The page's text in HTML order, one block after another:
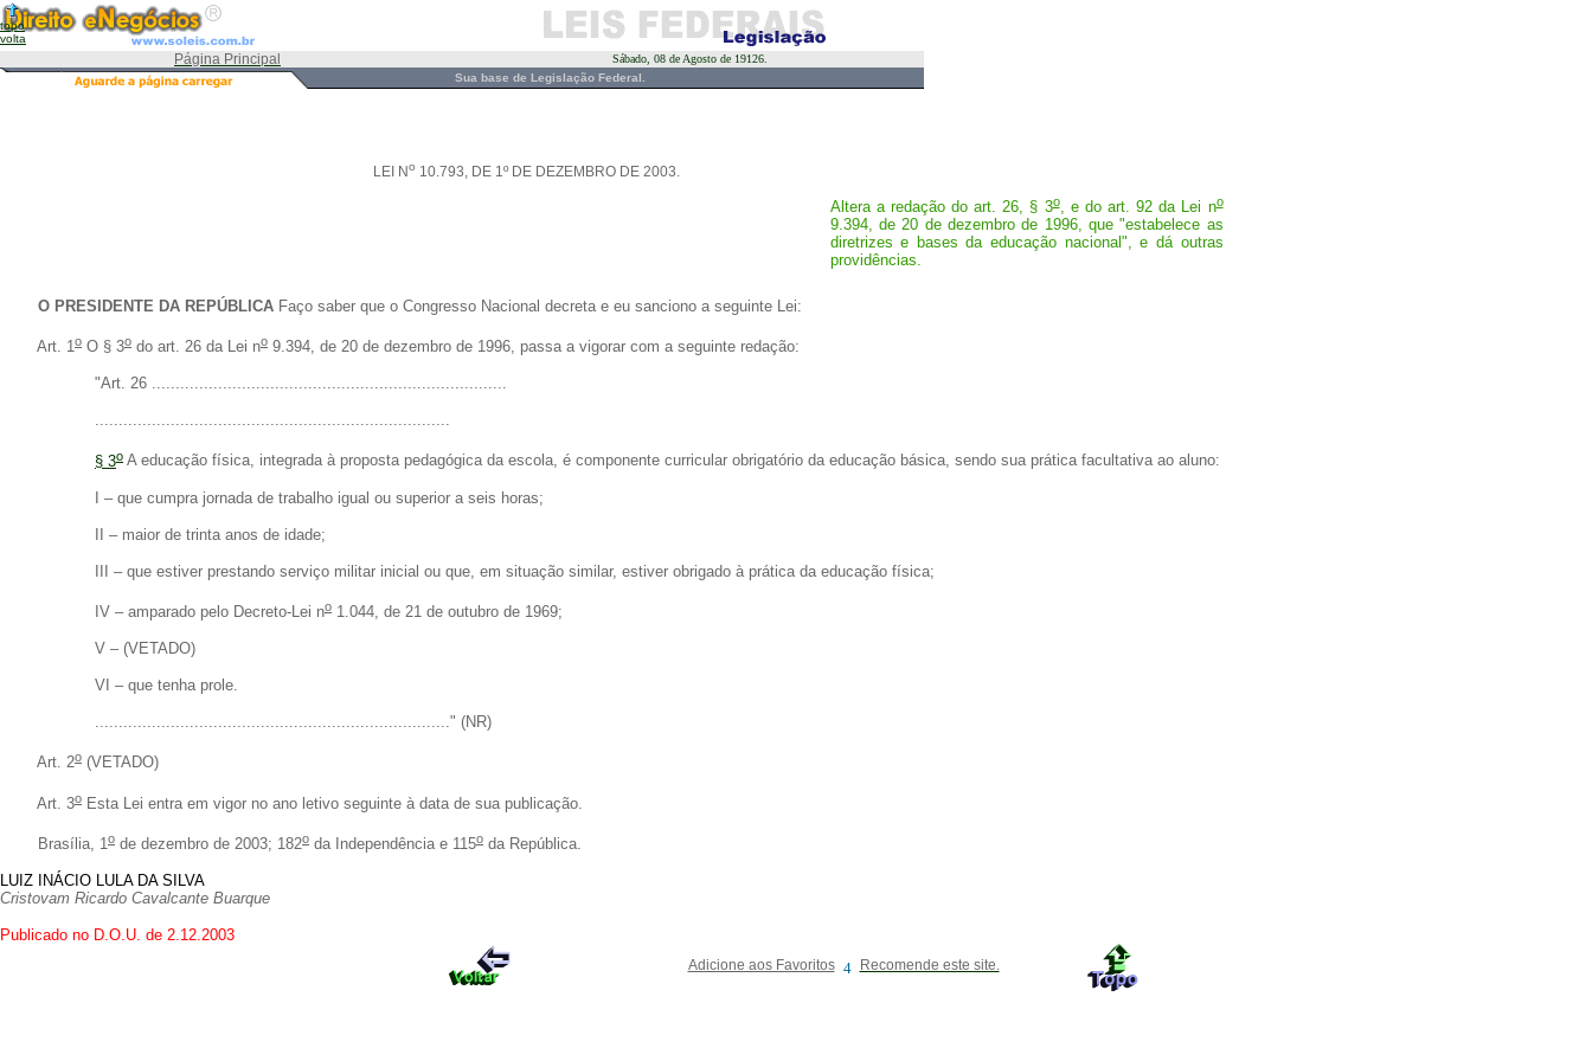
topo
volta
Página Principal
Sábado, 08 de Agosto de 19126.
Sua base de Legislação Federal.
LEI No 10.793, DE 1º DE DEZEMBRO DE 2003.
Altera a redação do art. 26, § 3o, e do art. 92 da Lei no
9.394, de 20 de dezembro de 1996, que "estabelece as
diretrizes e bases da educação nacional", e dá outras
providências.
O PRESIDENTE DA REPÚBLICA Faço saber que o Congresso Nacional decreta e eu sanciono a seguinte Lei:
Art. 1o O § 3o do art. 26 da Lei no 9.394, de 20 de dezembro de 1996, passa a vigorar com a seguinte redação:
"Art. 26 ...........................................................................
...........................................................................
§ 3o A educação física, integrada à proposta pedagógica da escola, é componente curricular obrigatório da educação básica, sendo sua prática facultativa ao aluno:
I – que cumpra jornada de trabalho igual ou superior a seis horas;
II – maior de trinta anos de idade;
III – que estiver prestando serviço militar inicial ou que, em situação similar, estiver obrigado à prática da educação física;
IV – amparado pelo Decreto-Lei no 1.044, de 21 de outubro de 1969;
V – (VETADO)
VI – que tenha prole.
..........................................................................." (NR)
Art. 2o (VETADO)
Art. 3o Esta Lei entra em vigor no ano letivo seguinte à data de sua publicação.
Brasília, 1 o de dezembro de 2003; 182o da Independência e 115o da República.
LUIZ INÁCIO LULA DA SILVA
Cristovam Ricardo Cavalcante Buarque
Publicado no D.O.U. de 2.12.2003
Adicione aos Favoritos 4 Recomende este site.